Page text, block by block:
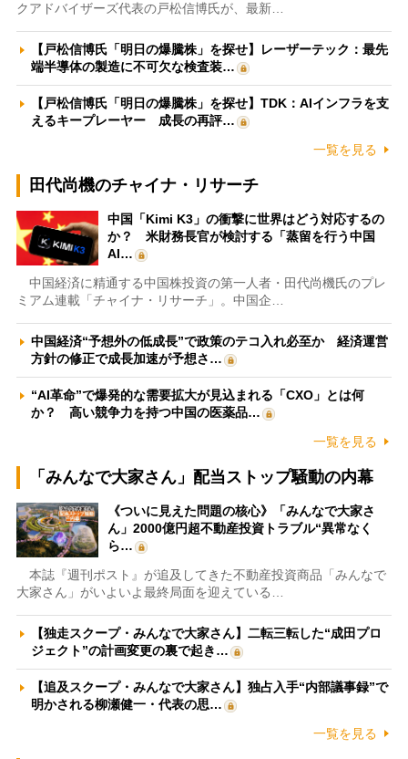
クアドバイザーズ代表の戸松信博氏が、最新…
【戸松信博氏「明日の爆騰株」を探せ】レーザーテック：最先
端半導体の製造に不可欠な検査装…
【戸松信博氏「明日の爆騰株」を探せ】TDK：AIインフラを支
えるキープレーヤー 成長の再評…
一覧を見る
田代尚機のチャイナ・リサーチ
中国「Kimi K3」の衝撃に世界はどう対応するの
か？ 米財務長官が検討する「蒸留を行う中国
AI…
中国経済に精通する中国株投資の第一人者・田代尚機氏のプレ
ミアム連載「チャイナ・リサーチ」。中国企…
中国経済“予想外の低成長”で政策のテコ入れ必至か 経済運営
方針の修正で成長加速が予想さ…
“AI革命”で爆発的な需要拡大が見込まれる「CXO」とは何
か？ 高い競争力を持つ中国の医薬品…
一覧を見る
「みんなで大家さん」配当ストップ騒動の内幕
《ついに見えた問題の核心》「みんなで大家さ
ん」2000億円超不動産投資トラブル“異常なく
ら…
本誌『週刊ポスト』が追及してきた不動産投資商品「みんなで
大家さん」がいよいよ最終局面を迎えている…
【独走スクープ・みんなで大家さん】二転三転した“成田プロ
ジェクト”の計画変更の裏で起き…
【追及スクープ・みんなで大家さん】独占入手“内部議事録”で
明かされる柳瀬健一・代表の思…
一覧を見る